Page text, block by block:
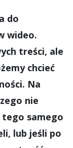
do
wideo.
treści, ale
chcieć
Na
nie
tego samego
lub jeśli po